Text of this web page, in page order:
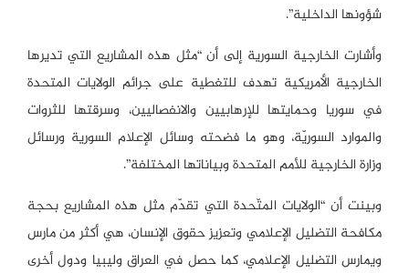
شؤونها الداخلية”.
وأشارت الخارجية السورية إلى أن “مثل هذه المشاريع التي تديرها
الخارجية الأمريكية تهدف للتغطية على جرائم الولايات المتحدة
في سوريا وحمايتها للإرهابيين والانفصاليين، وسرقتها للثروات
والموارد السوريّة، وهو ما فضحته وسائل الإعلام السورية ورسائل
وزارة الخارجية للأمم المتحدة وبياناتها المختلفة”.
وبينت أن “الولايات المتّحدة التي تقدّم مثل هذه المشاريع بحجة
مكافحة التضليل الإعلامي وتعزيز حقوق الإنسان، هي أكثر من مارس
ويمارس التضليل الإعلامي، كما حصل في العراق وليبيا ودول أخرى